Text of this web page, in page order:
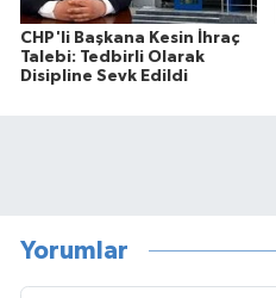
CHP'li Başkana Kesin İhraç
Talebi: Tedbirli Olarak
Disipline Sevk Edildi
Yorumlar